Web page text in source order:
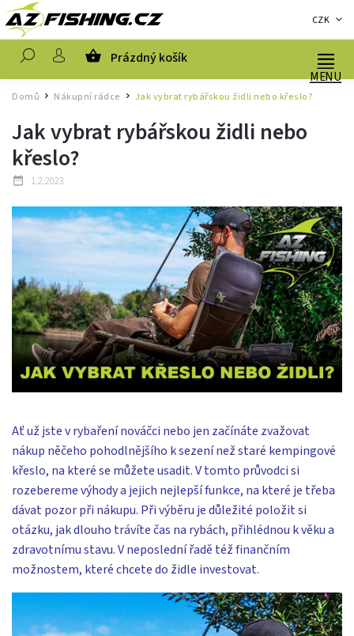
CZK
Prázdný košík
Domů / Nákupní rádce Jak vybrat rybářskou židli nebo křeslo?
Jak vybrat rybářskou židli nebo
křeslo?
1.2.2023
Ať už jste v rybaření nováčci nebo jen začínáte zvažovat
nákup něčeho pohodlnějšího k sezení než staré kempingové
křeslo, na které se můžete usadit. V tomto průvodci si
rozebereme výhody a jejich nejlepší funkce, na které je třeba
dávat pozor při nákupu. Při výběru je důležité položit si
otázku, jak dlouho trávíte čas na rybách, přihlédnou k věku a
zdravotnímu stavu. V neposlední řadě též finančním
možnostem, které chcete do židle investovat.